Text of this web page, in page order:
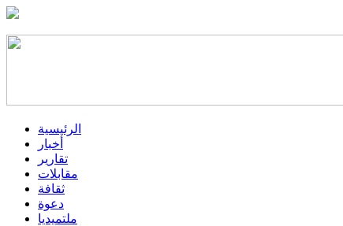
الرئيسية
أخبار
تقارير
مقابلات
ثقافة
دعوة
ملتميديا